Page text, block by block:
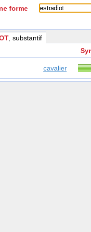
forme
, substantif
cavalier